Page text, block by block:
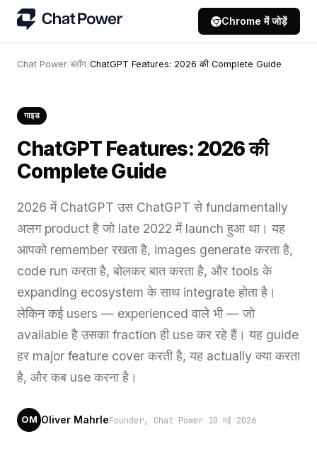
Chrome में जोड़ें
Chat Power/ब्लॉग/ChatGPT Features: 2026 की Complete Guide
गाइड
ChatGPT Features: 2026 की
Complete Guide
2026 में ChatGPT उस ChatGPT से fundamentally
अलग product है जो late 2022 में launch हुआ था। यह
आपको remember रखता है, images generate करता है,
code run करता है, बोलकर बात करता है, और tools के
expanding ecosystem के साथ integrate होता है।
लेकिन कई users — experienced वाले भी — जो
available है उसका fraction ही use कर रहे हैं। यह guide
हर major feature cover करती है, यह actually क्या करता
है, और कब use करना है।
OM Oliver MahrleFounder, Chat Power ·10 मई 2026